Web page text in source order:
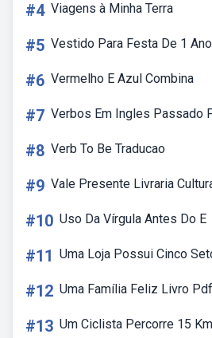
#4 Viagens à Minha Terra
#5 Vestido Para Festa De 1 Ano
#6 Vermelho E Azul Combina
#7 Verbos Em Ingles Passado
#8 Verb To Be Traducao
#9 Vale Presente Livraria
#10 Uso Da Vírgula Antes Do E
#11 Uma Loja Possui Cinco
#12 Uma Família Feliz Livro Pdf
#13 Um Ciclista Percorre 15